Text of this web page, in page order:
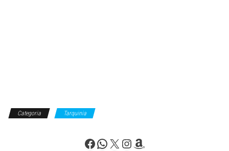
Categoria Tarquinia
Facebook
WhatsApp
X Instagram
Amazon